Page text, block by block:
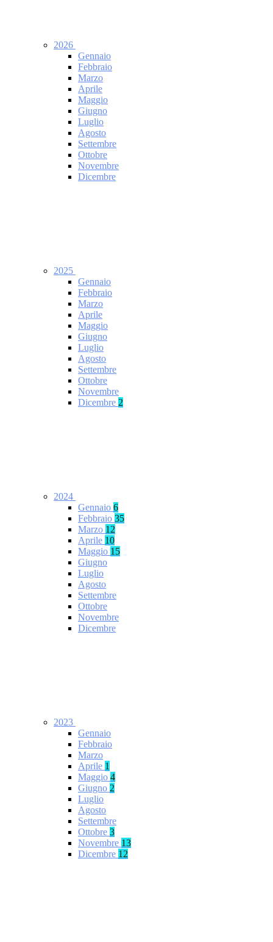
2026
Gennaio
Febbraio
Marzo
Aprile
Maggio
Giugno
Luglio
Agosto
Settembre
Ottobre
Novembre
Dicembre
2025
Gennaio
Febbraio
Marzo
Aprile
Maggio
Giugno
Luglio
Agosto
Settembre
Ottobre
Novembre
Dicembre 2
2024
Gennaio 6
Febbraio 35
Marzo 12
Aprile 10
Maggio 15
Giugno
Luglio
Agosto
Settembre
Ottobre
Novembre
Dicembre
2023
Gennaio
Febbraio
Marzo
Aprile 1
Maggio 4
Giugno 2
Luglio
Agosto
Settembre
Ottobre 3
Novembre 13
Dicembre 12